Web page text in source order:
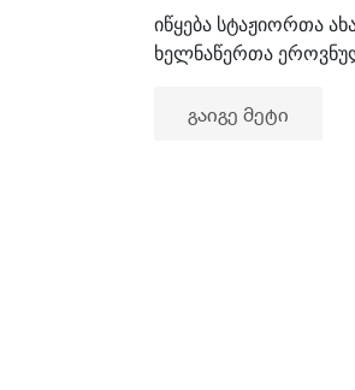
იწყება სტაჟიორთა
ხელნაწერთა
გაიგე მეტი